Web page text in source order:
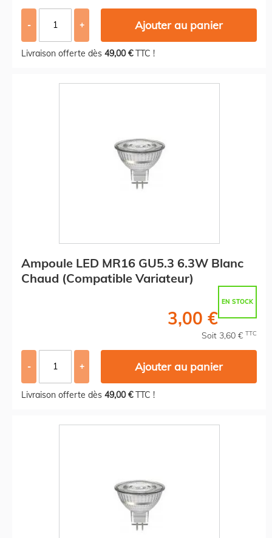
- + Ajouter au panier
Livraison offerte dès 49,00 €TTC !
Ampoule LED MR16 GU5.3 6.3W Blanc
Chaud (Compatible Variateur)
EN STOCK
3,00 €
Soit 3,60 € TTC
- + Ajouter au panier
Livraison offerte dès 49,00 €TTC !